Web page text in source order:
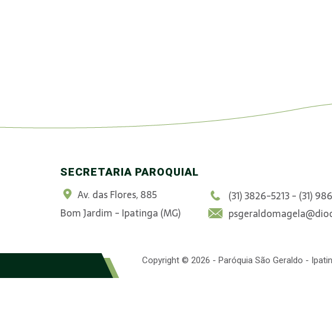
SECRETARIA PAROQUIAL
Av. das Flores, 885
Bom Jardim - Ipatinga (MG)
(31) 3826-5213 - (31)
Copyright © 2026 - Paróquia São Geraldo -